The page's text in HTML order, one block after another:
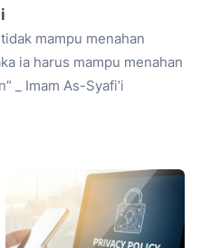
mampu menahan
ia harus mampu menahan
_ Imam As-Syafi’i